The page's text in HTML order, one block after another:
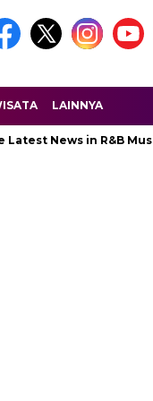
LAINNYA
News in R&B Music: